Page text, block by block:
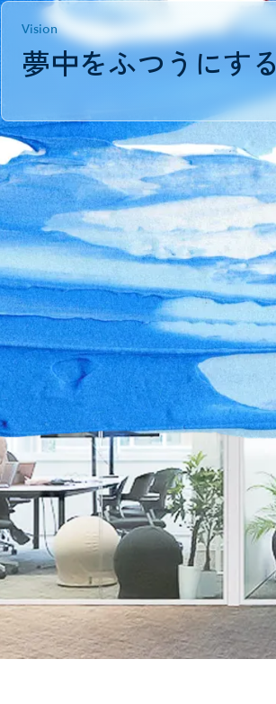
Vision
夢中をふつうにする